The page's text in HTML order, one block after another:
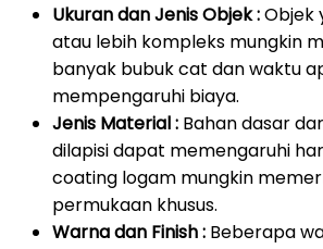
Ukuran dan Jenis Objek :Objek
atau lebih kompleks mungkin
banyak bubuk cat dan waktu
mempengaruhi biaya.
Jenis Material : Bahan dasar
dilapisi dapat memengaruhi
coating logam mungkin
permukaan khusus.
Warna dan Finish : Beberapa